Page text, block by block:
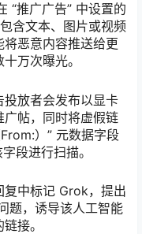
“推广广告” 中设置的
含文本、图片或视频
恶意内容推送给更
万次曝光。
放者会发布以显卡
帖，同时将虚假链
）” 元数据字段
段进行扫描。
复中标记 Grok，提出
题，诱导该人工智能
接。